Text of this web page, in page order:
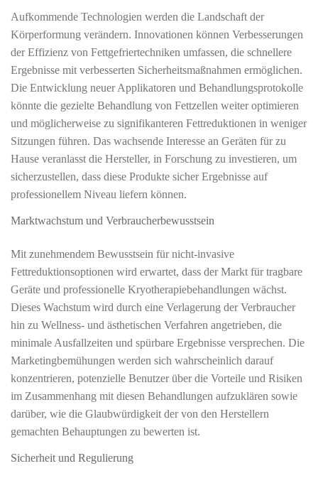
Aufkommende Technologien werden die Landschaft der
Körperformung verändern. Innovationen können Verbesserungen
der Effizienz von Fettgefriertechniken umfassen, die schnellere
Ergebnisse mit verbesserten Sicherheitsmaßnahmen ermöglichen.
Die Entwicklung neuer Applikatoren und Behandlungsprotokolle
könnte die gezielte Behandlung von Fettzellen weiter optimieren
und möglicherweise zu signifikanteren Fettreduktionen in weniger
Sitzungen führen. Das wachsende Interesse an Geräten für zu
Hause veranlasst die Hersteller, in Forschung zu investieren, um
sicherzustellen, dass diese Produkte sicher Ergebnisse auf
professionellem Niveau liefern können.
Marktwachstum und Verbraucherbewusstsein
Mit zunehmendem Bewusstsein für nicht-invasive
Fettreduktionsoptionen wird erwartet, dass der Markt für tragbare
Geräte und professionelle Kryotherapiebehandlungen wächst.
Dieses Wachstum wird durch eine Verlagerung der Verbraucher
hin zu Wellness- und ästhetischen Verfahren angetrieben, die
minimale Ausfallzeiten und spürbare Ergebnisse versprechen. Die
Marketingbemühungen werden sich wahrscheinlich darauf
konzentrieren, potenzielle Benutzer über die Vorteile und Risiken
im Zusammenhang mit diesen Behandlungen aufzuklären sowie
darüber, wie die Glaubwürdigkeit der von den Herstellern
gemachten Behauptungen zu bewerten ist.
Sicherheit und Regulierung